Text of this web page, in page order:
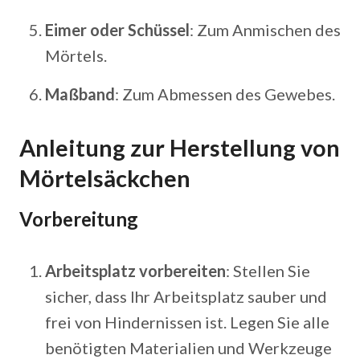
Eimer oder Schüssel: Zum Anmischen des
Mörtels.
Maßband: Zum Abmessen des Gewebes.
Anleitung zur Herstellung von
Mörtelsäckchen
Vorbereitung
Arbeitsplatz vorbereiten: Stellen Sie
sicher, dass Ihr Arbeitsplatz sauber und
frei von Hindernissen ist. Legen Sie alle
benötigten Materialien und Werkzeuge